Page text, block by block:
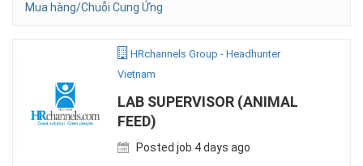
Mua hàng/Chuỗi Cung Ứng
HRchannels Group - Headhunter
Vietnam
LAB SUPERVISOR (ANIMAL
FEED)
Posted job 4 days ago